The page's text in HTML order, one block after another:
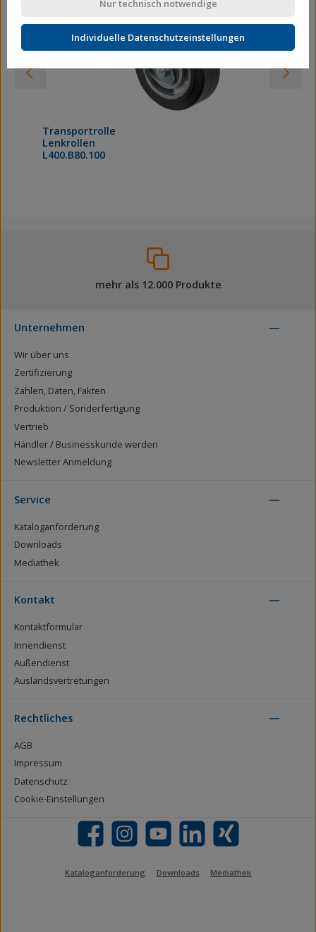
Transportrolle
Lenkrollen
L400.B80.100
mehr als 12.000 Produkte
Unternehmen
Wir über uns
Zertifizierung
Zahlen, Daten, Fakten
Produktion / Sonderfertigung
Vertrieb
Händler / Businesskunde werden
Newsletter Anmeldung
Service
Kataloganforderung
Downloads
Mediathek
Kontakt
Kontaktformular
Innendienst
Außendienst
Auslandsvertretungen
Rechtliches
AGB
Impressum
Datenschutz
Cookie-Einstellungen
Facebook Instagram YouTube LinkedIn Xing
Kataloganforderung Downloads Mediathek
Nur technisch notwendige
Individuelle Datenschutzeinstellungen